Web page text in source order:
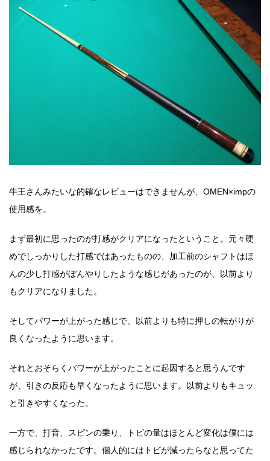
牛王さんみたいな的確なレビューはできませんが、OMEN×impの
使用感を。
まず最初に思ったのが打感がクリアになったということ。元々硬
めでしっかりした打感ではあったものの、加工前のシャフトはほ
んの少し打感がぼんやりしたような感じがあったのが、以前より
もクリアになりました。
そしてパワーが上がった感じで、以前よりも特に押しの転がりが
良くなったように思います。
それとおそらくパワーが上がったことに起因すると思うんです
が、引きの反応も早くなったように思います。以前よりもキュッ
と引きやすくなった。
一方で、打音、スピンの乗り、トビの量はほとんど変化は僕には
感じられなかったです。個人的にはトビが減ったらなと思ってた